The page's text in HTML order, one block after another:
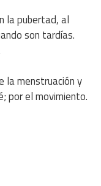
la pubertad, al
son tardías.
la menstruación y
por el movimiento.